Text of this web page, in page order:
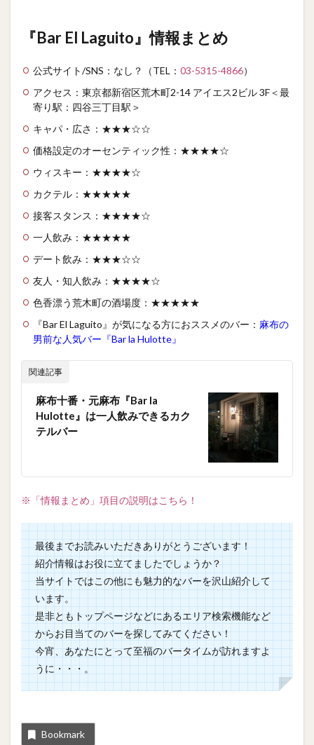
『Bar El Laguito』情報まとめ
公式サイト/SNS：なし？（TEL： 03-5315-4866）
アクセス：東京都新宿区荒木町2-14 アイエス2ビル 3F＜最
寄り駅：四谷三丁目駅＞
キャパ・広さ：★★★☆☆
価格設定のオーセンティック性：★★★★☆
ウィスキー：★★★★☆
カクテル：★★★★★
接客スタンス：★★★★☆
一人飲み：★★★★★
デート飲み：★★★☆☆
友人・知人飲み：★★★★☆
色香漂う荒木町の酒場度：★★★★★
『Bar El Laguito』が気になる方におススメのバー： 麻布の
男前な人気バー『Bar la Hulotte』
関連記事
麻布十番・元麻布『Bar la
Hulotte』は一人飲みできるカク
テルバー
※「情報まとめ」項目の説明はこちら！
最後までお読みいただきありがとうございます！
紹介情報はお役に立てましたでしょうか？
当サイトではこの他にも魅力的なバーを沢山紹介して
います。
是非ともトップページなどにあるエリア検索機能など
からお目当てのバーを探してみてください！
今宵、あなたにとって至福のバータイムが訪れますよ
うに・・・。
Bookmark